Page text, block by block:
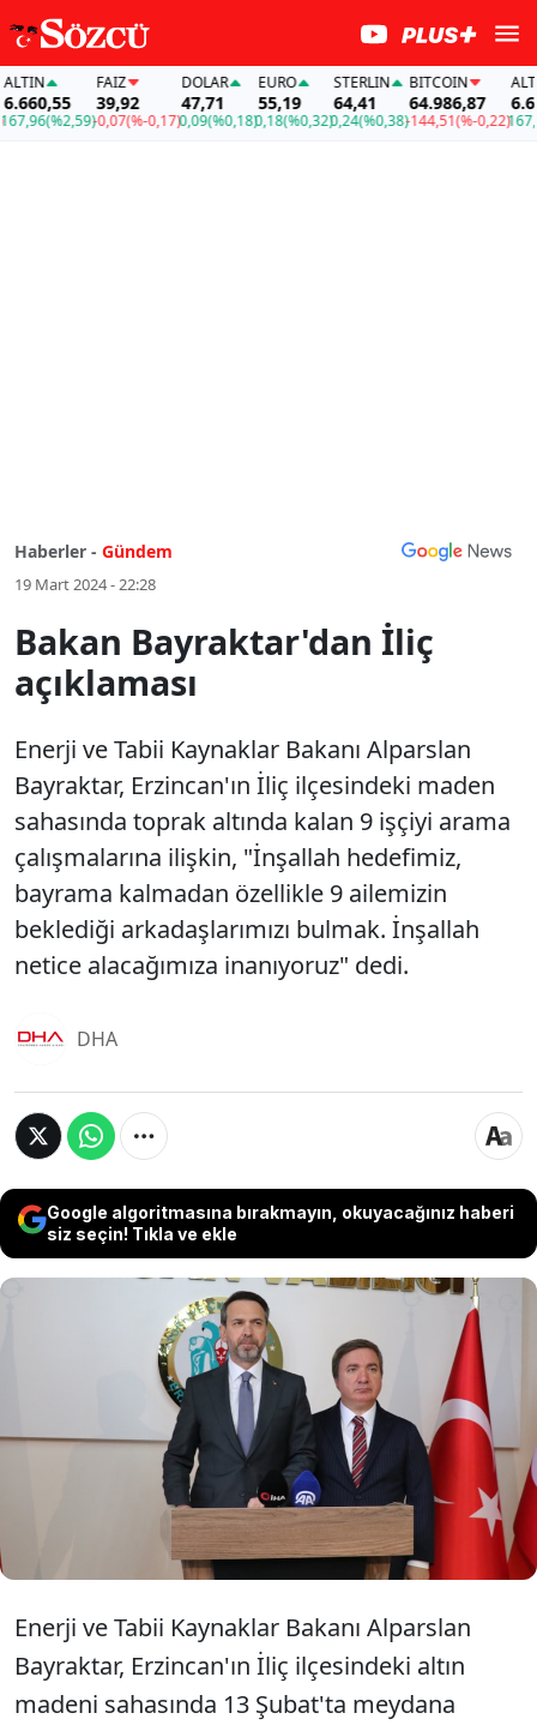
(%2,59)
FAİZ
39,92
-0,07(%-0,17)
DOLAR
47,71
0,09(%0,18)
EURO
55,19
0,18(%0,32)
STERLIN
64,41
0,24(%0,38)
BITCOIN
64.986,87
-144,51(%-0,22)
ALTIN
167,96
Haberler - Gündem
19 Mart 2024 - 22:28
Bakan Bayraktar'dan İliç
açıklaması
Enerji ve Tabii Kaynaklar Bakanı Alparslan
Bayraktar, Erzincan'ın İliç ilçesindeki maden
sahasında toprak altında kalan 9 işçiyi arama
çalışmalarına ilişkin, "İnşallah hedefimiz,
bayrama kalmadan özellikle 9 ailemizin
beklediği arkadaşlarımızı bulmak. İnşallah
netice alacağımıza inanıyoruz" dedi.
DHA
Google algoritmasına bırakmayın, okuyacağınız haberi
siz seçin! Tıkla ve ekle
Enerji ve Tabii Kaynaklar Bakanı Alparslan
Bayraktar, Erzincan'ın İliç ilçesindeki maden
sahasında toprak altında kalan 9 işçiyi arama
çalışmalarına ilişkin, "İnşallah hedefimiz,
bayrama kalmadan özellikle 9 ailemizin beklediği
arkadaşlarımızı bulmak. İnşallah netice
alacağımıza inanıyoruz" dedi.
Enerji ve Tabii Kaynaklar Bakanı Alparslan
Bayraktar, Erzincan'ın İliç ilçesindeki altın
madeni sahasında 13 Şubat'ta meydana